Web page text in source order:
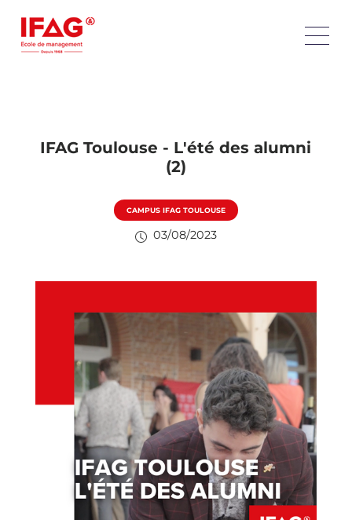
IFAG Toulouse - L'été des alumni
(2)
CAMPUS IFAG TOULOUSE
03/08/2023